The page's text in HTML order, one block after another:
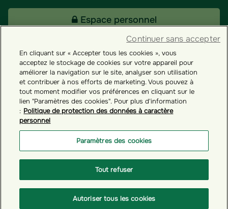
Espace personnel
Tous nos fonds
Contact
Groupama ES
Paramètres des cookies
En cliquant sur « Accepter tous les cookies », vous
acceptez le stockage de cookies sur votre appareil pour
améliorer la navigation sur le site, analyser son utilisation
et contribuer à nos efforts de marketing. Vous pouvez à
tout moment modifier vos préférences en cliquant sur le
lien "Paramètres des cookies". Pour plus d'information
: Politique de protection des données à caractère
personnel
Paramètres des cookies
Tout refuser
Autoriser tous les cookies
Continuer sans accepter